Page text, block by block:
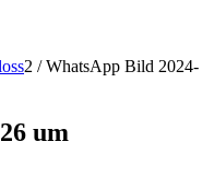
2 / WhatsApp Bild 2024-
um